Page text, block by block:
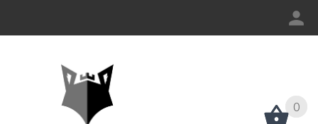
0
0